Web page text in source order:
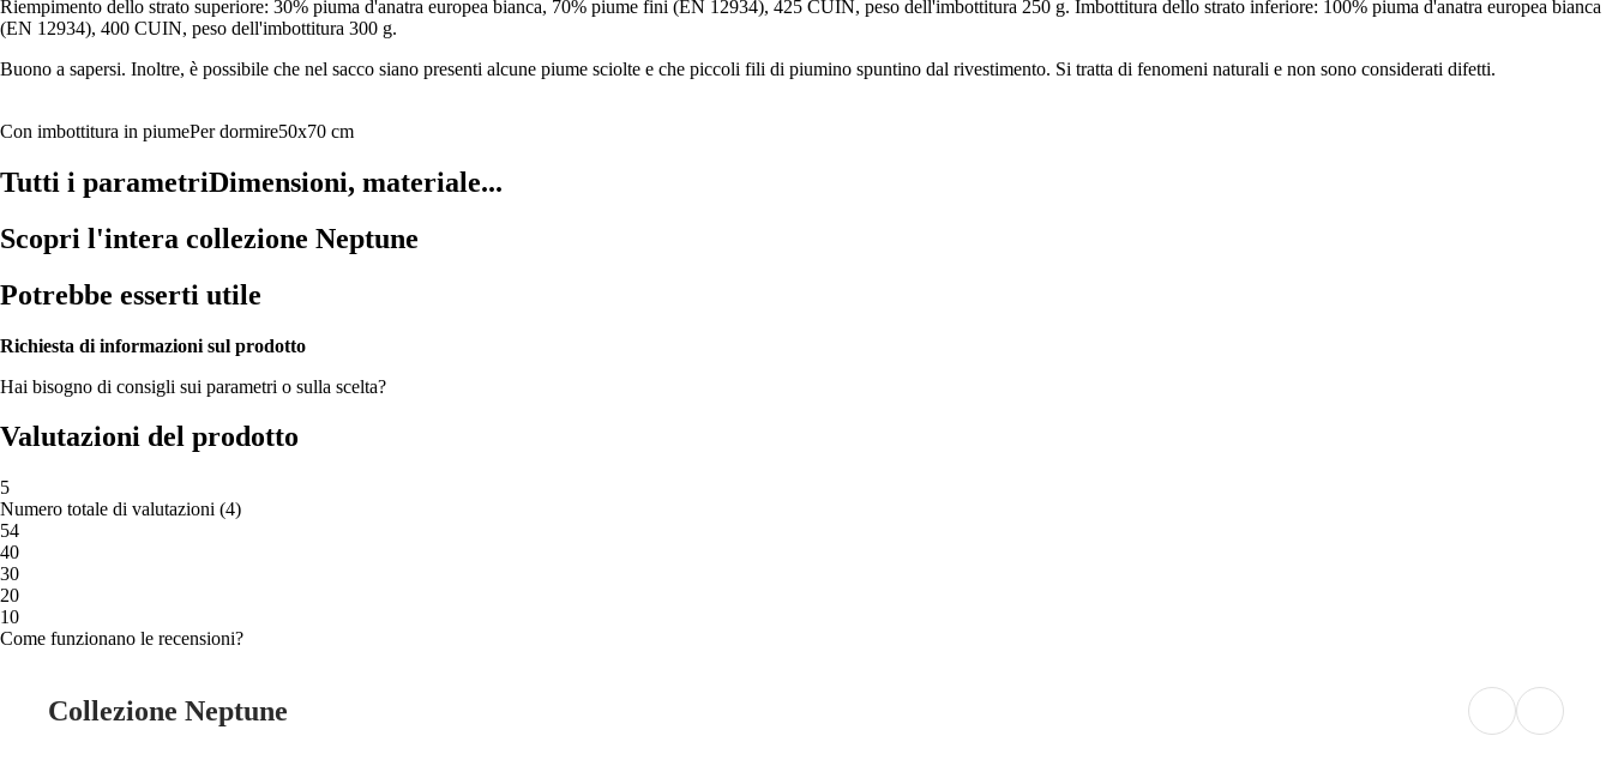
Riempimento dello strato superiore: 30% piuma d'anatra europea bianca, 70% piume fini (EN 12934), 425 CUIN, peso dell'imbottitura 250 g. Imbottitura dello strato inferiore: 100% piuma d'anatra europea bianca
(EN 12934), 400 CUIN, peso dell'imbottitura 300 g.
Buono a sapersi. Inoltre, è possibile che nel sacco siano presenti alcune piume sciolte e che piccoli fili di piumino spuntino dal rivestimento. Si tratta di fenomeni naturali e non sono considerati difetti.
Con imbottitura in piumePer dormire50x70 cm
Tutti i parametriDimensioni, materiale...
Scopri l'intera collezione Neptune
Potrebbe esserti utile
Richiesta di informazioni sul prodotto
Hai bisogno di consigli sui parametri o sulla scelta?
Valutazioni del prodotto
5
Numero totale di valutazioni (4)
54
40
30
20
10
Come funzionano le recensioni?
Collezione Neptune